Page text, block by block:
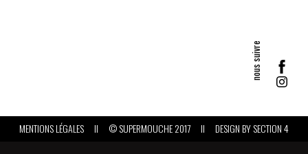
MENTIONS LÉGALES II © SUPERMOUCHE 2017 II DESIGN BYSECTION 4